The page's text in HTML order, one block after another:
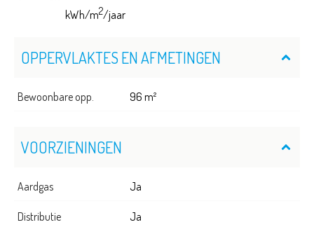
kWh/m2/jaar
OPPERVLAKTES EN AFMETINGEN
Bewoonbare opp. 96 m²
VOORZIENINGEN
Aardgas Ja
Distributie Ja